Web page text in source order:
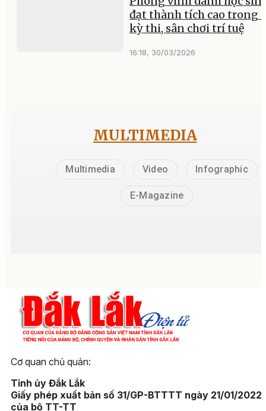
đạt thành tích cao trong
kỳ thi, sân chơi trí tuệ
16:18, 30/03/2026
MULTIMEDIA
Multimedia Video Infographic
E-Magazine
Cơ quan chủ quản:
Tỉnh ủy Đắk Lắk
Giấy phép xuất bản số 31/GP-BTTTT ngày 21/01/2022
của bộ TT-TT